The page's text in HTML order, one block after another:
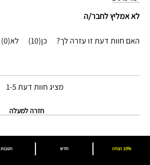
לא אמליץ לחבר/ה
האם חוות דעת זו עזרה לך? 10
0
מציג חוות דעת1-5
חזרה למעלה
הטבות חדש 10% הנחה